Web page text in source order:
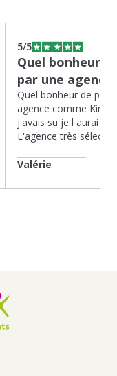
5/5
Quel bonheur
par une
Quel bonheur de
agence comme
j'avais su je l aurai
L'agence très
Valérie